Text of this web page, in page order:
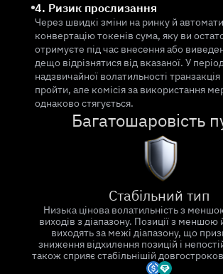
4. Ризик прослизання
Через швидкі зміни на ринку й
конвертацію токенів сума, яку ви
отримуєте під час внесення або
дещо відрізнятися від вказаної. У
надзвичайної волатильності
пройти, але комісія за використання
однаково стягується.
Багатошаровість
Стабільний тип
Низька цінова волатильність з
виходів з діапазону. Позиції з меншою
виходять за межі діапазону, що
зниження відхилення позицій і
також сприяє стабільнішій